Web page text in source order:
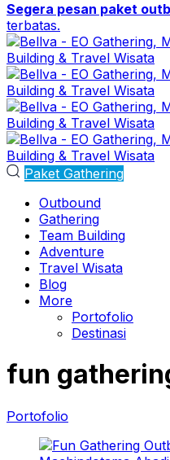
Segera pesan paket
terbatas.
Paket Gathering
Outbound
Gathering
Team Building
Adventure
Travel Wisata
Blog
More
Portofolio
Destinasi
fun
Portofolio